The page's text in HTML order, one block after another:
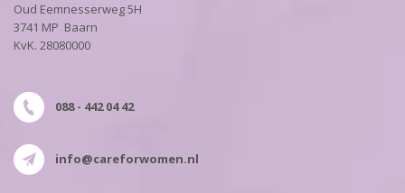
Oud Eemnesserweg 5H
3741 MP Baarn
KvK. 28080000
088 - 442 04 42
info@careforwomen.nl